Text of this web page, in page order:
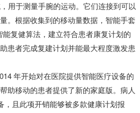
用于测量手腕的运动。它们连接到可以
。根据收集到的移动量数据，智能手套
复健算法，建立符合患者康复计划的
患者完成复建计划并能最大程度激发患
年开始对在医院提供智能医疗设备的
助移动的患者提供了新的家庭版。病人
，且此项开销能够被多款健康计划报